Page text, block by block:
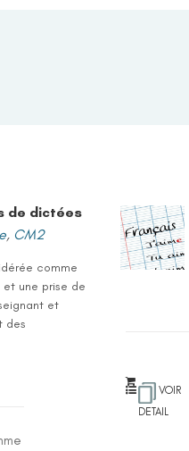
de dictées
, CM2
comme
une prise de
et
des
VOIR
DETAIL